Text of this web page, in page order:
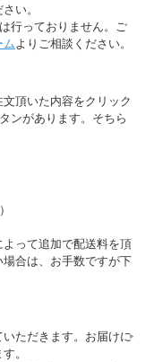
い。
行っておりません。ご
ム よりご相談ください。
頂いた内容をクリック
ンがあります。そちら
）
って追加で配送料を頂
合は、お手数ですが下
ただきます。お届けに
。